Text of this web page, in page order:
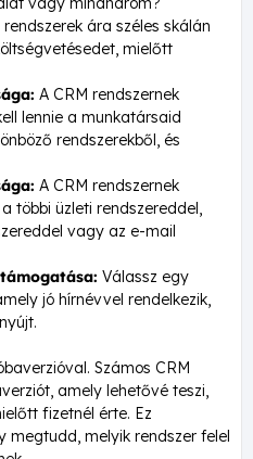
rendszerek ára széles skálán
mielőtt
A CRM rendszernek
lennie a munkatársaid
rendszerekből, és
A CRM rendszernek
többi üzleti rendszereddel,
vagy az e-mail
Válassz egy
jó hírnévvel rendelkezik,
Számos CRM
amely lehetővé teszi,
fizetnél érte. Ez
megtudd, melyik rendszer felel